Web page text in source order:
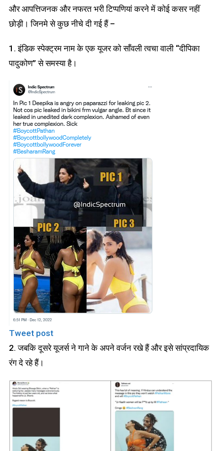
और आपत्तिजनक और नफरत भरी टिप्पणियां करने में कोई कसर नहीं
छोड़ी। जिनमे से कुछ नीचे दी गई हैं –
1. इंडिक स्पेक्ट्रम नाम के एक यूजर को साँवली त्वचा वाली “दीपिका
पादुकोण” से समस्या है।
Tweet post
2. जबकि दूसरे यूजर्स ने गाने के अपने वर्जन रखे हैं और इसे सांप्रदायिक
रंग दे रहे हैं।